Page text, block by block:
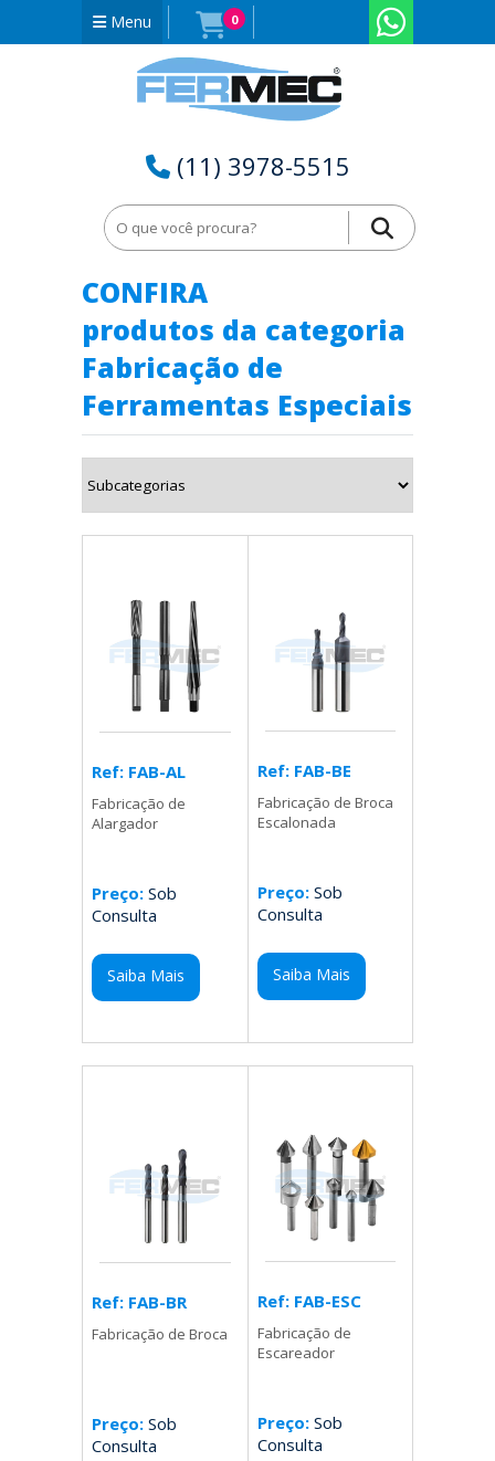
Menu 0
(11) 3978-5515
Home Fabricação de Ferramentas Especiais em Alagoas - AL
CONFIRA
produtos da categoria
Fabricação de
Ferramentas Especiais
Ref: FAB-AL
Fabricação de
Alargador
Preço: Sob
Consulta
Saiba Mais
Ref: FAB-BE
Fabricação de Broca
Escalonada
Preço:Sob
Consulta
Saiba Mais
Ref: FAB-BR
Fabricação de Broca
Preço: Sob
Consulta
Ref: FAB-ESC
Fabricação de
Escareador
Preço:Sob
Consulta